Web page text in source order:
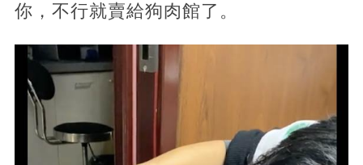
你，不行就賣給狗肉館了。